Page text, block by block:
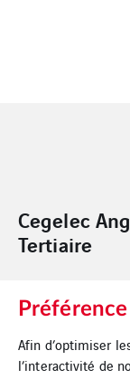
Cegelec
Tertiaire
Cegelec
Tertiaire
Afin d’optimiser
l’interactivité de